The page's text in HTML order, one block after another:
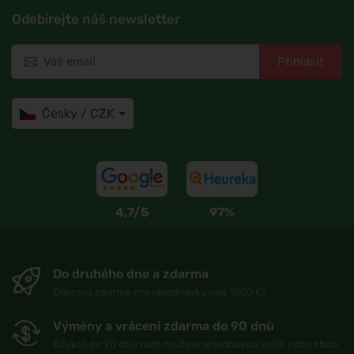
Odebírejte náš newsletter
Přihlásit
Česky / CZK
4,7/5 97%
Do druhého dne a zdarma
Výměny a vrácení zdarma do 90 dnů